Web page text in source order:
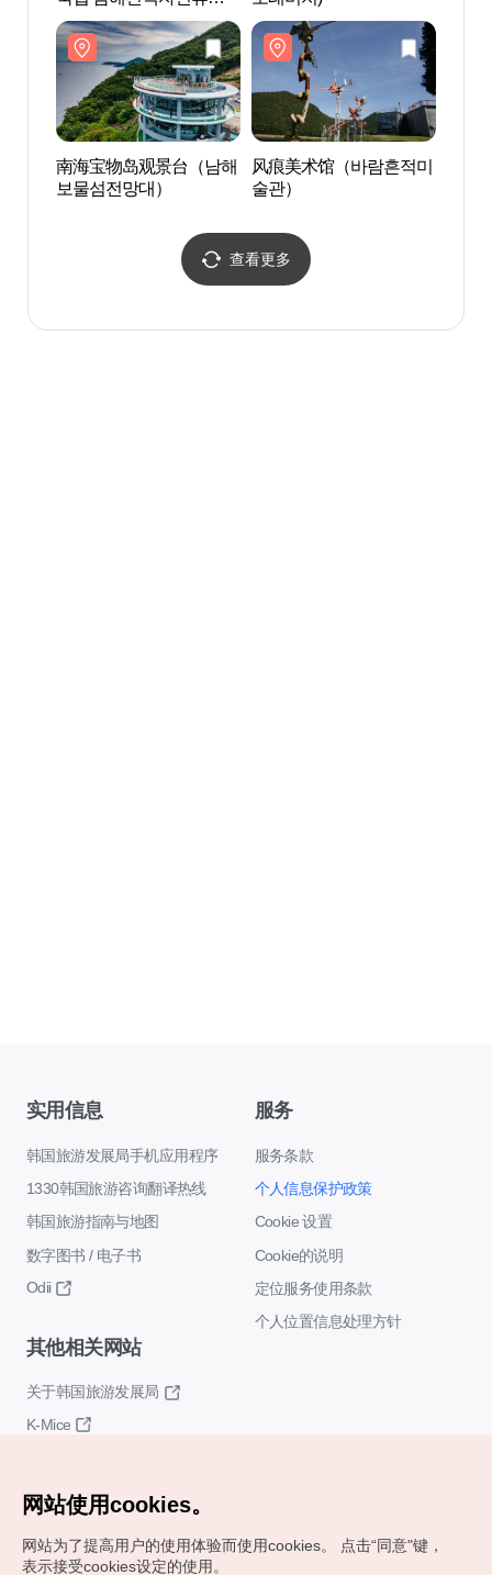
림
南海宝物岛观景台（남해
보물섬전망대）
风痕美术馆（바람흔적미
술관）
查看更多
实用信息
韩国旅游发展局手机应用程序
1330韩国旅游咨询翻译热线
韩国旅游指南与地图
数字图书 / 电子书
Odii
服务
服务条款
个人信息保护政策
Cookie 设置
Cookie的说明
定位服务使用条款
个人位置信息处理方针
其他相关网站
关于韩国旅游发展局
K-Mice
网站使用cookies。
网站为了提高用户的使用体验而使用cookies。
点击“同意"键，
表示接受cookies设定的使用。